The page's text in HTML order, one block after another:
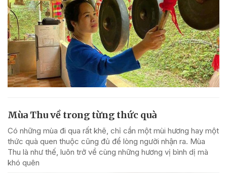
Mùa Thu về trong từng thức quà
Có những mùa đi qua rất khẽ, chỉ cần một mùi hương hay một
thức quà quen thuộc cũng đủ để lòng người nhận ra. Mùa
Thu là như thế, luôn trở về cùng những hương vị bình dị mà
khó quên